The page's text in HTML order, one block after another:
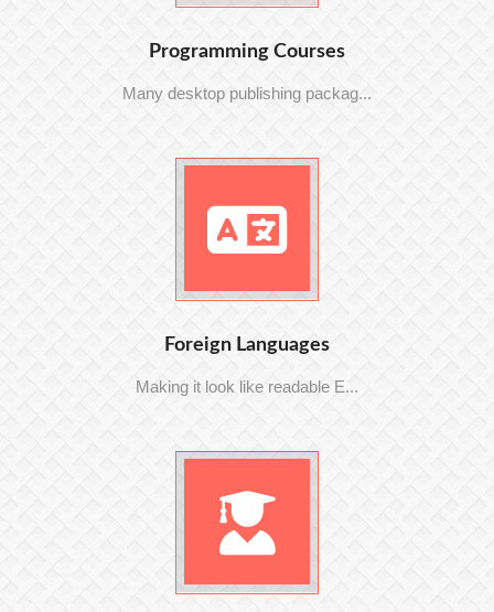
Programming Courses
Many desktop publishing packag...
Foreign Languages
Making it look like readable E...